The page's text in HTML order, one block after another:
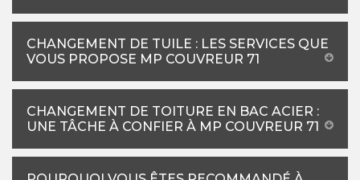
CHANGEMENT DE TUILE : LES SERVICES QUE
VOUS PROPOSE MP COUVREUR 71
CHANGEMENT DE TOITURE EN BAC ACIER :
UNE TÂCHE À CONFIER À MP COUVREUR 71